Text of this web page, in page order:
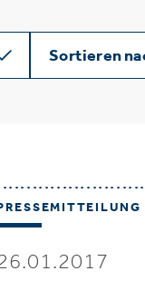
Sortieren